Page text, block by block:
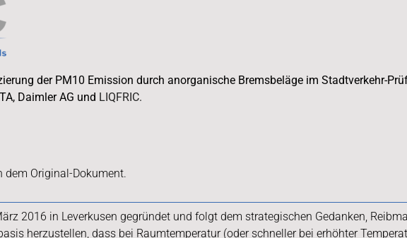
der PM10 Emission durch anorganische Bremsbeläge im Stadtverkehr-
Daimler AG und LIQFRIC.
dem Original-Dokument.
2016 in Leverkusen gegründet und folgt dem strategischen Gedanken,
herzustellen, dass bei Raumtemperatur (oder schneller bei erhöhter